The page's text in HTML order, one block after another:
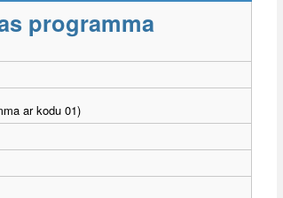
programma
ar kodu 01)